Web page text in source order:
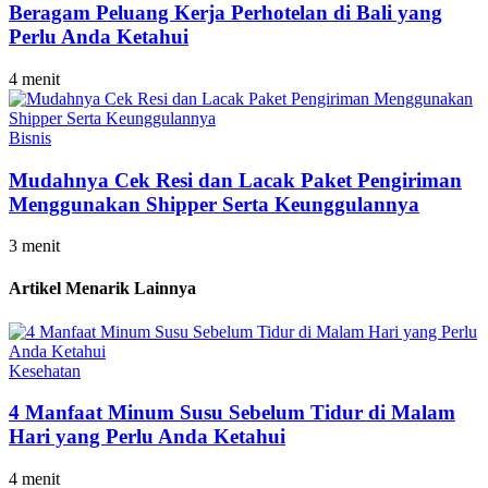
Beragam Peluang Kerja Perhotelan di Bali yang
Perlu Anda Ketahui
4 menit
Bisnis
Mudahnya Cek Resi dan Lacak Paket Pengiriman
Menggunakan Shipper Serta Keunggulannya
3 menit
Artikel Menarik Lainnya
Kesehatan
4 Manfaat Minum Susu Sebelum Tidur di Malam
Hari yang Perlu Anda Ketahui
4 menit